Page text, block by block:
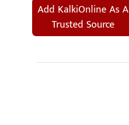
Add KalkiOnline As A
Trusted Source